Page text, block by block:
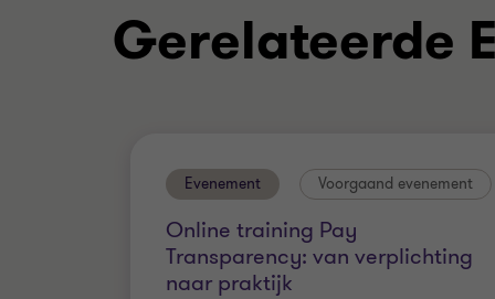
Gerelateerde
Evenement Voorgaand evenement
Online training Pay
Transparency: van verplichting
naar praktijk